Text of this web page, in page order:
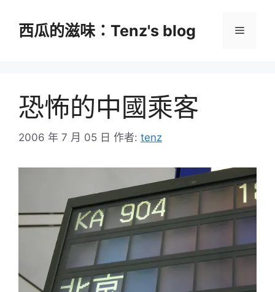
西瓜的滋味：Tenz's blog 選
恐怖的中國乘客
2006 年 7 月 05 日 作者: tenz